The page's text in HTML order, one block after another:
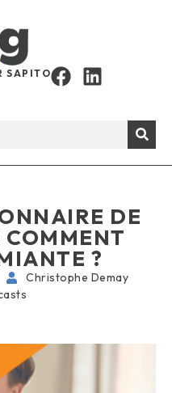
SAPITO
DE
?
Christophe Demay